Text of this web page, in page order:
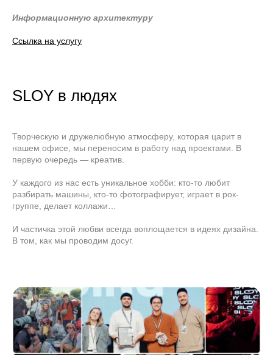
Информационную архитектуру
Ссылка на услугу
SLOY в людях
Творческую и дружелюбную атмосферу, которая царит в
нашем офисе, мы переносим в работу над проектами. В
первую очередь — креатив.
У каждого из нас есть уникальное хобби: кто-то любит
разбирать машины, кто-то фотографирует, играет в рок-
группе, делает коллажи…
И частичка этой любви всегда воплощается в идеях дизайна.
В том, как мы проводим досуг.
vk
tg
Мы в социальных сетях:
обсудить проект
вместе